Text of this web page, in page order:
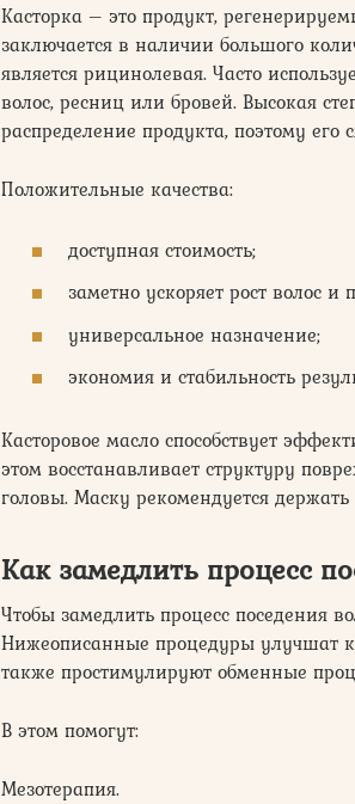
Касторка – это продукт,
заключается в наличии большого
является рицинолевая. Часто
волос, ресниц или бровей. Высокая
распределение продукта, поэтому
Положительные качества:
доступная стоимость;
заметно ускоряет рост волос
универсальное назначение;
экономия и стабильность
Касторовое масло способствует
этом восстанавливает структуру
головы. Маску рекомендуется держать
Как замедлить процесс
Чтобы замедлить процесс поседения
Нижеописанные процедуры улучшат
также простимулируют обменные
В этом помогут:
Мезотерапия.